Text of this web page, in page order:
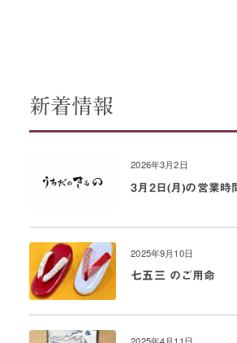
新着情報
2026年3月2日
3月2日(月)の営業時
2025年9月10日
七五三 のご用命